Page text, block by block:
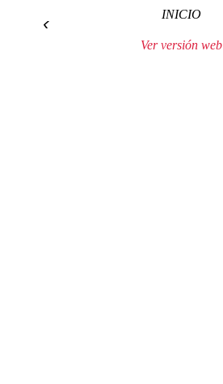
‹ INICIO
Ver versión web